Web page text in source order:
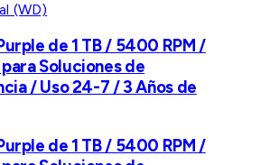
(WD)
de 1 TB / 5400 RPM /
Soluciones de
/ Uso 24-7 / 3 Años de
de 1 TB / 5400 RPM /